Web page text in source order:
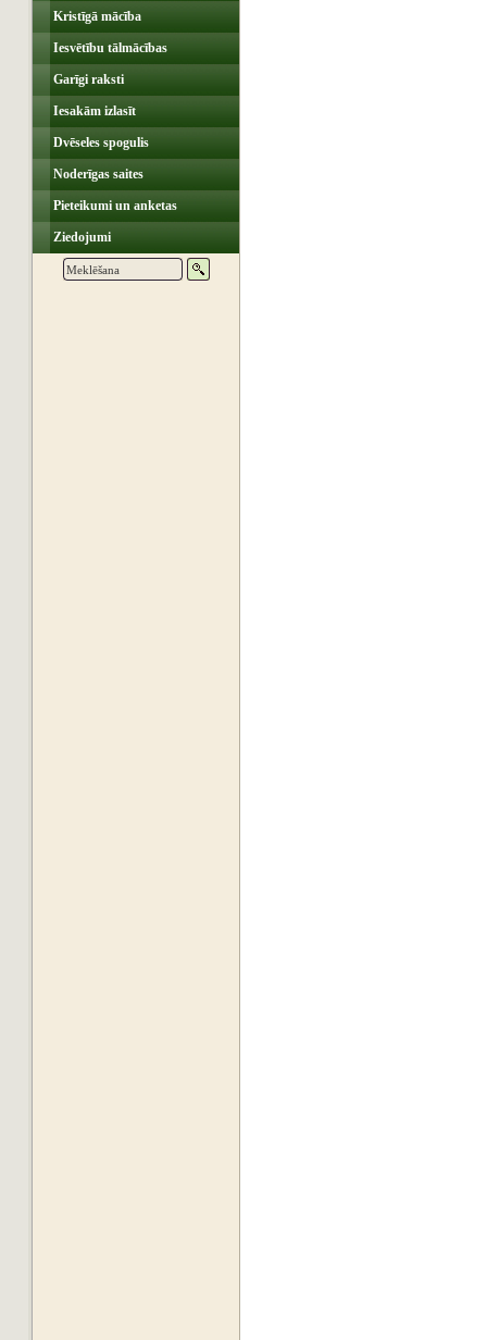
Kristīgā mācība
Iesvētību tālmācības
Garīgi raksti
Iesakām izlasīt
Dvēseles spogulis
Noderīgas saites
Pieteikumi un anketas
Ziedojumi